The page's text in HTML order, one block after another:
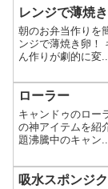
レンジで薄焼
朝のお弁当作りを
ンジで薄焼き卵！
ん作りが劇的に変...
ローラー
キャンドゥのロー
の神アイテムを紹
題沸騰中のキャン
吸水スポンジ